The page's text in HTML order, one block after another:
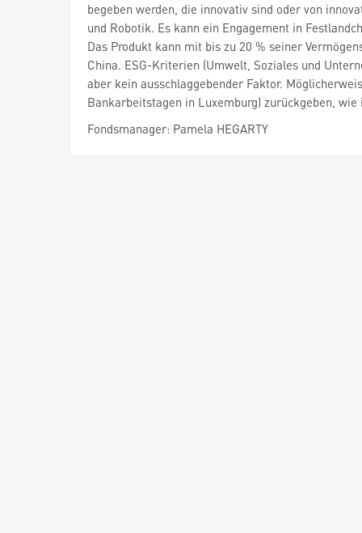
begeben werden, die innovativ sind oder von
und Robotik. Es kann ein Engagement in
Das Produkt kann mit bis zu 20 % seiner
China. ESG-Kriterien (Umwelt, Soziales und
aber kein ausschlaggebender Faktor.
Bankarbeitstagen in Luxemburg) zurückgeben,
Fondsmanager: Pamela HEGARTY